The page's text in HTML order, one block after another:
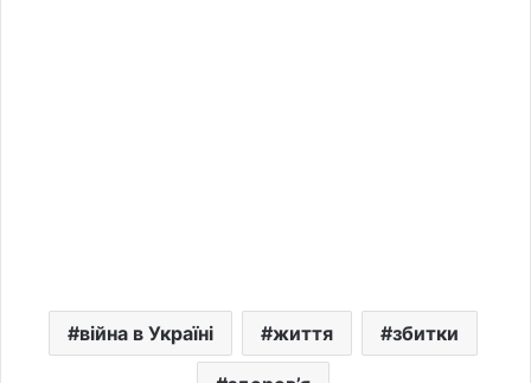
війна в Україні життя збитки